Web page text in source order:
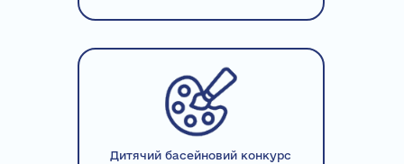
Дитячий басейновий конкурс